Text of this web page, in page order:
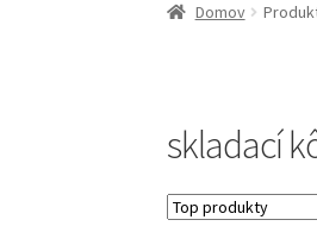
Domov
skladací